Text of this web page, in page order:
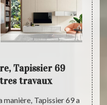
Tapissier 69
travaux
Tapissier 69 a